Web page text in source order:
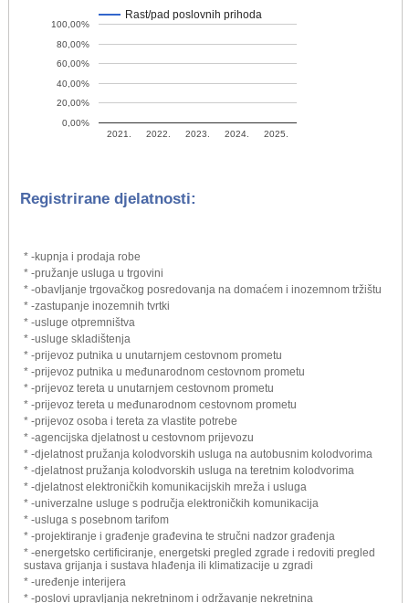
Rast/pad poslovnih prihoda
2021. 2022. 2023. 2024. 2025.
0,00%
20,00%
40,00%
60,00%
80,00%
100,00%
Registrirane djelatnosti:
* -kupnja i prodaja robe
* -pružanje usluga u trgovini
* -obavljanje trgovačkog posredovanja na domaćem i inozemnom tržištu
* -zastupanje inozemnih tvrtki
* -usluge otpremništva
* -usluge skladištenja
* -prijevoz putnika u unutarnjem cestovnom prometu
* -prijevoz putnika u međunarodnom cestovnom prometu
* -prijevoz tereta u unutarnjem cestovnom prometu
* -prijevoz tereta u međunarodnom cestovnom prometu
* -prijevoz osoba i tereta za vlastite potrebe
* -agencijska djelatnost u cestovnom prijevozu
* -djelatnost pružanja kolodvorskih usluga na autobusnim kolodvorima
* -djelatnost pružanja kolodvorskih usluga na teretnim kolodvorima
* -djelatnost elektroničkih komunikacijskih mreža i usluga
* -univerzalne usluge s područja elektroničkih komunikacija
* -usluga s posebnom tarifom
* -projektiranje i građenje građevina te stručni nadzor građenja
* -energetsko certificiranje, energetski pregled zgrade i redoviti pregled
sustava grijanja i sustava hlađenja ili klimatizacije u zgradi
* -uređenje interijera
* -poslovi upravljanja nekretninom i održavanje nekretnina